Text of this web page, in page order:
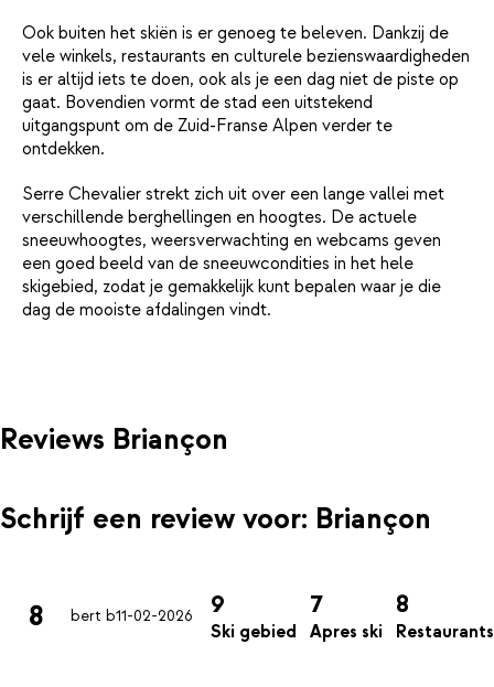
Ook buiten het skiën is er genoeg te beleven. Dankzij de
vele winkels, restaurants en culturele bezienswaardigheden
is er altijd iets te doen, ook als je een dag niet de piste op
gaat. Bovendien vormt de stad een uitstekend
uitgangspunt om de Zuid-Franse Alpen verder te
ontdekken.
Serre Chevalier strekt zich uit over een lange vallei met
verschillende berghellingen en hoogtes. De actuele
sneeuwhoogtes, weersverwachting en webcams geven
een goed beeld van de sneeuwcondities in het hele
skigebied, zodat je gemakkelijk kunt bepalen waar je die
dag de mooiste afdalingen vindt.
Reviews Briançon
Schrijf een review voor: Briançon
8 bert b11-02-2026 9
Ski gebied
7
Apres ski
8
Restaurants